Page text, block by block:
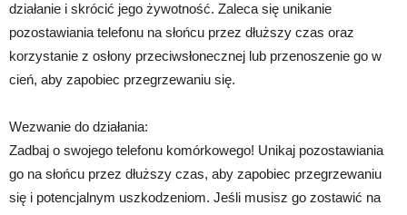
działanie i skrócić jego żywotność. Zaleca się unikanie
pozostawiania telefonu na słońcu przez dłuższy czas oraz
korzystanie z osłony przeciwsłonecznej lub przenoszenie go w
cień, aby zapobiec przegrzewaniu się.
Wezwanie do działania:
Zadbaj o swojego telefonu komórkowego! Unikaj pozostawiania
go na słońcu przez dłuższy czas, aby zapobiec przegrzewaniu
się i potencjalnym uszkodzeniom. Jeśli musisz go zostawić na